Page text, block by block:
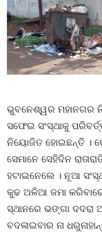
ଭୁବନେଶ୍ୱର ମହାନଗର
ସଫେଇ ସଂସ୍ଥାକୁ
ନିୟୋଜିତ ହୋଇଛନ୍ତି ।
ସେମାନେ ସେହିଦିନ
ହଟାଇନେଲେ । ନୂଆ
କୁଢ ଅଳିଆ ଜମା
ସ୍ଥାନରେ ଭଙ୍ଗା ଦଦରା
ବଦଳାଇବାର ନା